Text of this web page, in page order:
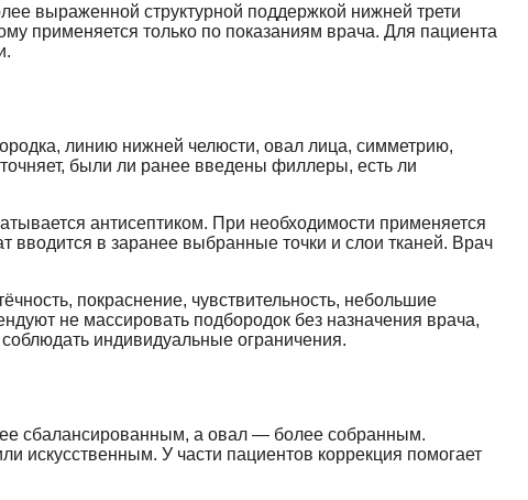
выраженной структурной поддержкой нижней трети
применяется только по показаниям врача. Для пациента
линию нижней челюсти, овал лица, симметрию,
были ли ранее введены филлеры, есть ли
антисептиком. При необходимости применяется
в заранее выбранные точки и слои тканей. Врач
покраснение, чувствительность, небольшие
не массировать подбородок без назначения врача,
индивидуальные ограничения.
сбалансированным, а овал — более собранным.
искусственным. У части пациентов коррекция помогает